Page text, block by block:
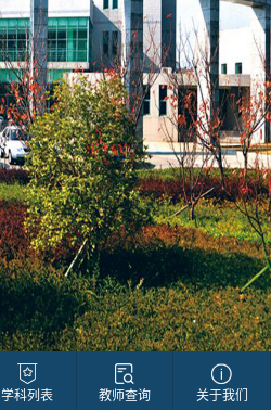
学科列表 教师查询 关于我们